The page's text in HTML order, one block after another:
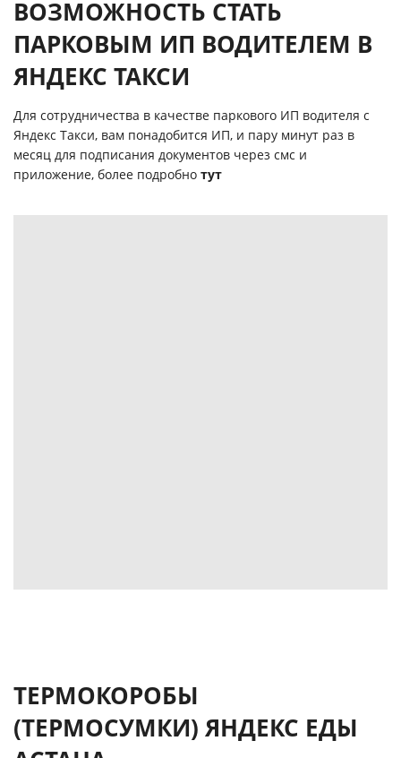
ВОЗМОЖНОСТЬ СТАТЬ
ПАРКОВЫМ ИП ВОДИТЕЛЕМ В
ЯНДЕКС ТАКСИ
Для сотрудничества в качестве паркового ИП водителя с
Яндекс Такси, вам понадобится ИП, и пару минут раз в
месяц для подписания документов через смс и
приложение, более подробно тут
ТЕРМОКОРОБЫ
(ТЕРМОСУМКИ) ЯНДЕКС ЕДЫ